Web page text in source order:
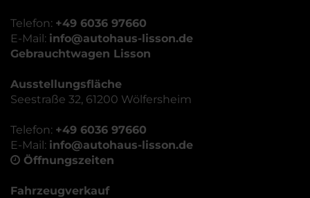
Telefon: +49 6036 97660
E-Mail: info@autohaus-lisson.de
Gebrauchtwagen Lisson
Ausstellungsfläche
Seestraße 32, 61200 Wölfersheim
Telefon: +49 6036 97660
E-Mail: info@autohaus-lisson.de
Öffnungszeiten
Fahrzeugverkauf